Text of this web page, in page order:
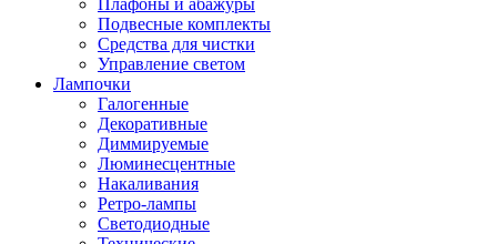
Плафоны и абажуры
Подвесные комплекты
Средства для чистки
Управление светом
Лампочки
Галогенные
Декоративные
Диммируемые
Люминесцентные
Накаливания
Ретро-лампы
Светодиодные